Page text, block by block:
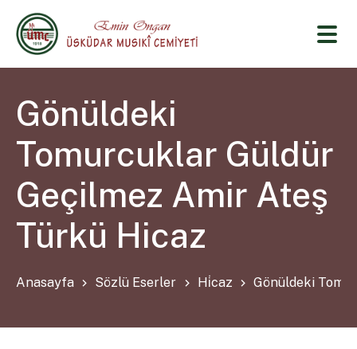
Gönüldeki
Tomurcuklar Güldür
Geçilmez Amir Ateş
Türkü Hicaz
Anasayfa Sözlü Eserler Hi̇caz Gönüldeki